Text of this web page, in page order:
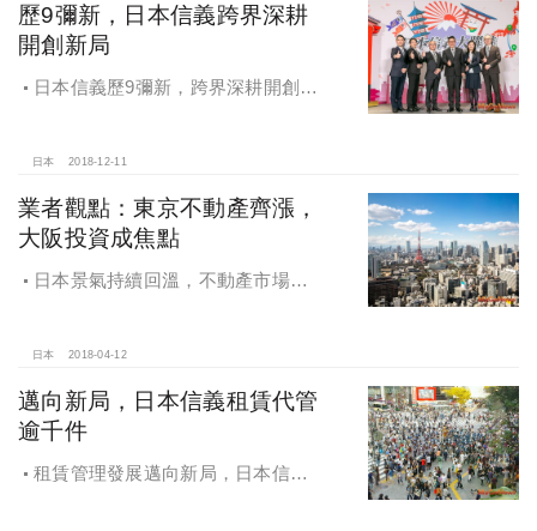
歷9彌新，日本信義跨界深耕
開創新局
日本信義歷9彌新，跨界深耕開創新
日本 2018-12-11
業者觀點：東京不動產齊漲，
大阪投資成焦點
日本景氣持續回溫，不動產市場熱
日本 2018-04-12
邁向新局，日本信義租賃代管
逾千件
租賃管理發展邁向新局，日本信義